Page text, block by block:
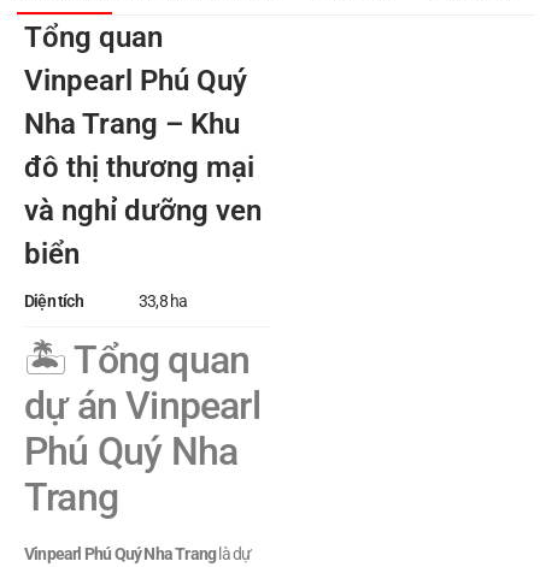
Tổng quan
Vinpearl Phú Quý
Nha Trang – Khu
đô thị thương mại
và nghỉ dưỡng ven
biển
Diện tích 33,8 ha
🏝️ Tổng quan
dự án Vinpearl
Phú Quý Nha
Trang
Vinpearl Phú Quý Nha Tranglà dự